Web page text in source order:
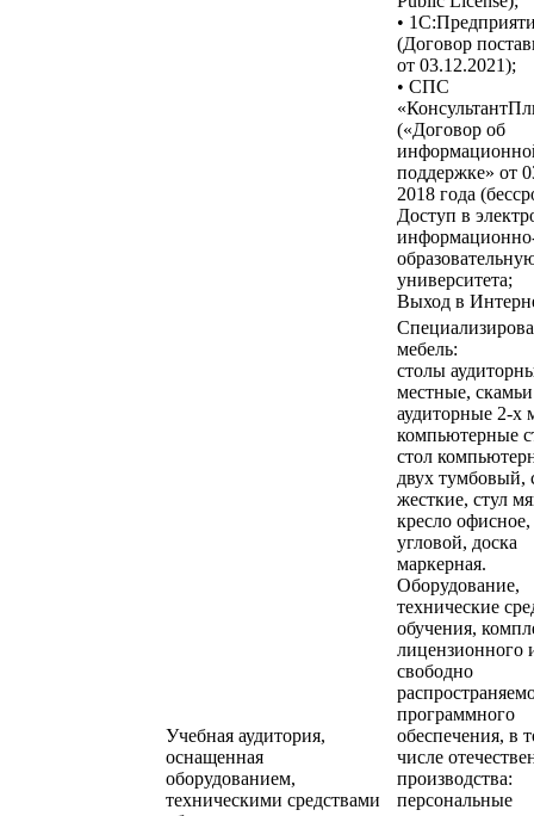
•
(Договор
от 03.12.2021);
• СПС
(«Договор об
поддержке» от
2018 года
Доступ в
университета;
Выход в
Учебная аудитория,
оснащенная
оборудованием,
техническими средствами
мебель:
столы
местные, скамьи
аудиторные 2-х
компьютерные
стол
двух тумбовый,
жесткие, стул
кресло
угловой, доска
маркерная.
Оборудование,
технические
обучения,
лицензионного
свободно
программного
обеспечения, в
числе
производства:
персональные